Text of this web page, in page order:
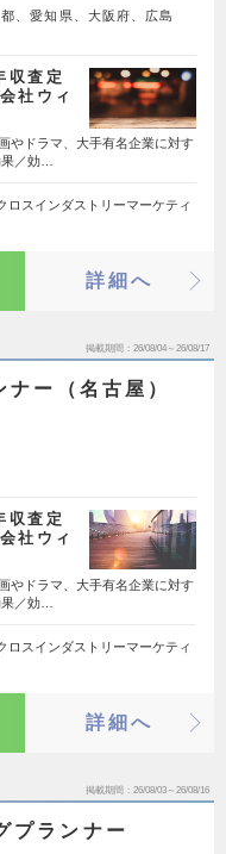
、愛知県、大阪府、広島
査定
社ウィ
やドラマ、大手有名企業に対す
／効…
ロスインダストリーマーケティ
詳細へ
掲載期間 26/08/04～26/08/17
ー（名古屋）
査定
社ウィ
やドラマ、大手有名企業に対す
／効…
ロスインダストリーマーケティ
詳細へ
掲載期間 26/08/03～26/08/16
プランナー